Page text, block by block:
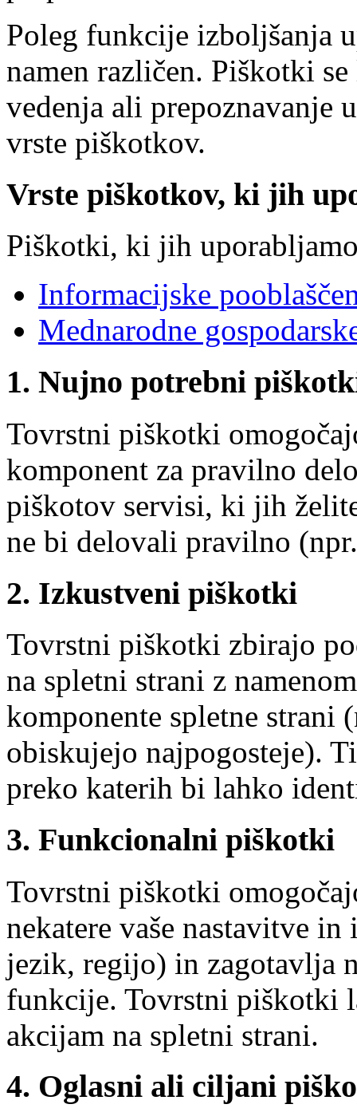
Poleg funkcije izboljšanja
namen različen. Piškotki
vedenja ali prepoznavanje
vrste piškotkov.
Vrste piškotkov, ki jih
Piškotki, ki jih
Informacijske
Mednarodne
1. Nujno potrebni
Tovrstni piškotki
komponent za pravilno
piškotov servisi, ki jih
ne bi delovali pravilno
2. Izkustveni piškotki
Tovrstni piškotki zbirajo
na spletni strani z
komponente spletne strani
obiskujejo najpogosteje).
preko katerih bi lahko
3. Funkcionalni piškotki
Tovrstni piškotki
nekatere vaše nastavitve
jezik, regijo) in zagotavlja
funkcije. Tovrstni piškotki
akcijam na spletni strani.
4. Oglasni ali ciljani